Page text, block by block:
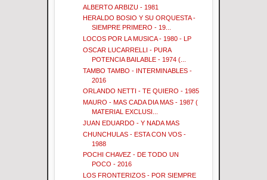
ALBERTO ARBIZU - 1981
HERALDO BOSIO Y SU ORQUESTA -
SIEMPRE PRIMERO - 19...
LOCOS POR LA MUSICA - 1980 - LP
OSCAR LUCARRELLI - PURA
POTENCIA BAILABLE - 1974 (...
TAMBO TAMBO - INTERMINABLES -
2016
ORLANDO NETTI - TE QUIERO - 1985
MAURO - MAS CADA DIA MAS - 1987 (
MATERIAL EXCLUSI...
JUAN EDUARDO - Y NADA MAS
CHUNCHULAS - ESTA CON VOS -
1988
POCHI CHAVEZ - DE TODO UN
POCO - 2016
LOS FRONTERIZOS - POR SIEMPRE